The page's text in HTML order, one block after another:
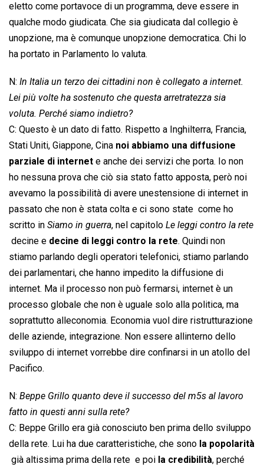
eletto come portavoce di un programma, deve essere in
qualche modo giudicata. Che sia giudicata dal collegio è
unopzione, ma è comunque unopzione democratica. Chi lo
ha portato in Parlamento lo valuta.
N: In Italia un terzo dei cittadini non è collegato a internet.
Lei più volte ha sostenuto che questa arretratezza sia
voluta. Perché siamo indietro?
C: Questo è un dato di fatto. Rispetto a Inghilterra, Francia,
Stati Uniti, Giappone, Cina noi abbiamo una diffusione
parziale di internet e anche dei servizi che porta. Io non
ho nessuna prova che ciò sia stato fatto apposta, però noi
avevamo la possibilità di avere unestensione di internet in
passato che non è stata colta e ci sono state  come ho
scritto in  Siamo in guerra, nel capitolo  Le leggi contro la rete
 decine e decine di leggi contro la rete. Quindi non
stiamo parlando degli operatori telefonici, stiamo parlando
dei parlamentari, che hanno impedito la diffusione di
internet. Ma il processo non può fermarsi, internet è un
processo globale che non è uguale solo alla politica, ma
soprattutto alleconomia. Economia vuol dire ristrutturazione
delle aziende, integrazione. Non essere allinterno dello
sviluppo di internet vorrebbe dire confinarsi in un atollo del
Pacifico.
N: Beppe Grillo quanto deve il successo del m5s al lavoro
fatto in questi anni sulla rete?
C: Beppe Grillo era già conosciuto ben prima dello sviluppo
della rete. Lui ha due caratteristiche, che sono la popolarità
 già altissima prima della rete  e poi la credibilità, perché